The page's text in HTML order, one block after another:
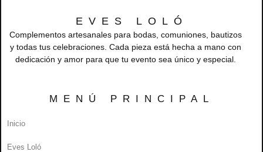
EVES LOLÓ
Complementos artesanales para bodas, comuniones, bautizos
y todas tus celebraciones. Cada pieza está hecha a mano con
dedicación y amor para que tu evento sea único y especial.
MENÚ PRINCIPAL
Inicio
Eves Loló